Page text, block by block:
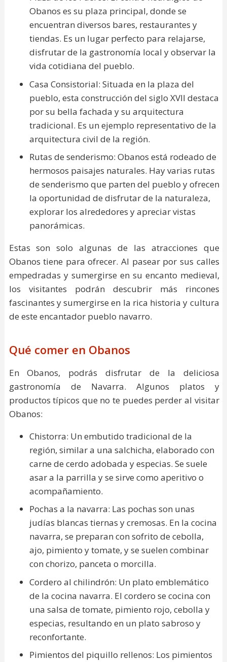
Obanos es su plaza principal, donde se
encuentran diversos bares, restaurantes y
tiendas. Es un lugar perfecto para relajarse,
disfrutar de la gastronomía local y observar la
vida cotidiana del pueblo.
Casa Consistorial: Situada en la plaza del
pueblo, esta construcción del siglo XVII destaca
por su bella fachada y su arquitectura
tradicional. Es un ejemplo representativo de la
arquitectura civil de la región.
Rutas de senderismo: Obanos está rodeado de
hermosos paisajes naturales. Hay varias rutas
de senderismo que parten del pueblo y ofrecen
la oportunidad de disfrutar de la naturaleza,
explorar los alrededores y apreciar vistas
panorámicas.
Estas son solo algunas de las atracciones que
Obanos tiene para ofrecer. Al pasear por sus calles
empedradas y sumergirse en su encanto medieval,
los visitantes podrán descubrir más rincones
fascinantes y sumergirse en la rica historia y cultura
de este encantador pueblo navarro.
Qué comer en Obanos
En Obanos, podrás disfrutar de la deliciosa
gastronomía de Navarra. Algunos platos y
productos típicos que no te puedes perder al visitar
Obanos:
Chistorra: Un embutido tradicional de la
región, similar a una salchicha, elaborado con
carne de cerdo adobada y especias. Se suele
asar a la parrilla y se sirve como aperitivo o
acompañamiento.
Pochas a la navarra: Las pochas son unas
judías blancas tiernas y cremosas. En la cocina
navarra, se preparan con sofrito de cebolla,
ajo, pimiento y tomate, y se suelen combinar
con chorizo, panceta o morcilla.
Cordero al chilindrón: Un plato emblemático
de la cocina navarra. El cordero se cocina con
una salsa de tomate, pimiento rojo, cebolla y
especias, resultando en un plato sabroso y
reconfortante.
Pimientos del piquillo rellenos: Los pimientos